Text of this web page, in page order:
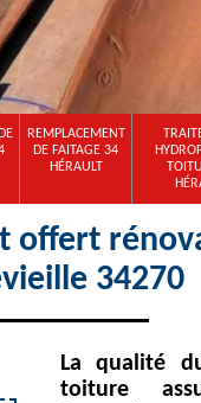
REMPLACEMENT
DE FAITAGE 34
HÉRAULT
offert
34270
La qualité
toiture